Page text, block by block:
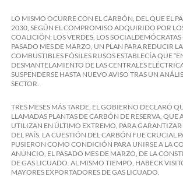
LO MISMO OCURRE CON EL CARBÓN, DEL QUE EL
2030, SEGÚN EL COMPROMISO ADQUIRIDO POR
COALICIÓN: LOS VERDES, LOS SOCIALDEMÓCRATAS
PASADO MES DE MARZO, UN PLAN PARA REDUCIR
COMBUSTIBLES FÓSILES RUSOS ESTABLECÍA QUE
DESMANTELAMIENTO DE LAS CENTRALES
SUSPENDERSE HASTA NUEVO AVISO TRAS UN
SECTOR.
TRES MESES MÁS TARDE, EL GOBIERNO DECLARÓ
LLAMADAS PLANTAS DE CARBÓN DE RESERVA, QUE
UTILIZAN EN ÚLTIMO EXTREMO, PARA
DEL PAÍS. LA CUESTIÓN DEL CARBÓN FUE CRUCIAL
PUSIERON COMO CONDICIÓN PARA UNIRSE A LA
ANUNCIO, EL PASADO MES DE MARZO, DE LA
DE GAS LICUADO. AL MISMO TIEMPO, HABECK
MAYORES EXPORTADORES DE GAS LICUADO.